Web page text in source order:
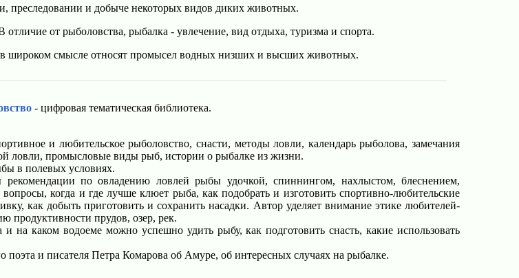
преследовании и добыче некоторых видов диких животных.
от рыболовства, рыбалка - увлечение, вид отдыха, туризма и спорта.
широком смысле относят промысел водных низших и высших животных.
- цифровая тематическая библиотека.
и любительское рыболовство, снасти, методы ловли, календарь рыболова, замечания
ловли, промысловые виды рыб, истории о рыбалке из жизни.
в полевых условиях.
по овладению ловлей рыбы удочкой, спиннингом, нахлыстом, блеснением,
когда и где лучше клюет рыба, как подобрать и изготовить спортивно-любительские
как добыть приготовить и сохранить насадки. Автор уделяет внимание этике любителей-
прудов, озер, рек.
на каком водоеме можно успешно удить рыбу, как подготовить снасть, какие использовать
поэта и писателя Петра Комарова об Амуре, об интересных случаях на рыбалке.